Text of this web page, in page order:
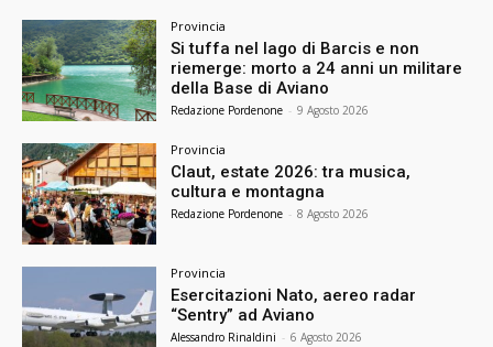
Provincia
Si tuffa nel lago di Barcis e non
riemerge: morto a 24 anni un militare
della Base di Aviano
Redazione Pordenone - 9 Agosto 2026
Provincia
Claut, estate 2026: tra musica,
cultura e montagna
Redazione Pordenone - 8 Agosto 2026
Provincia
Esercitazioni Nato, aereo radar
“Sentry” ad Aviano
Alessandro Rinaldini - 6 Agosto 2026